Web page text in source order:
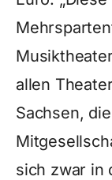
allen
Sachsen,
sich zwar in